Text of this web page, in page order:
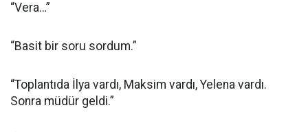
“Vera…”
“Basit bir soru sordum.”
“Toplantıda İlya vardı, Maksim vardı, Yelena vardı.
Sonra müdür geldi.”